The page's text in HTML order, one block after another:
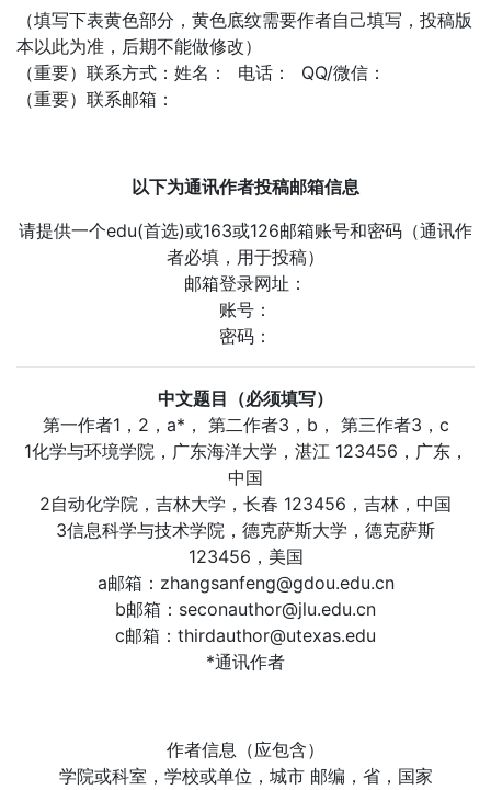
（填写下表黄色部分，黄色底纹需要作者自己填写，投稿版
本以此为准，后期不能做修改）
（重要）联系方式：姓名： 电话： QQ/微信：
（重要）联系邮箱：
以下为通讯作者投稿邮箱信息
请提供一个edu(首选)或163或126邮箱账号和密码（通讯作
者必填，用于投稿）
邮箱登录网址：
账号：
密码：
中文题目（必须填写）
第一作者1，2，a*， 第二作者3，b， 第三作者3，c
1化学与环境学院，广东海洋大学，湛江 123456，广东，
中国
2自动化学院，吉林大学，长春 123456，吉林，中国
3信息科学与技术学院，德克萨斯大学，德克萨斯
123456，美国
a邮箱： zhangsanfeng@gdou.edu.cn
b邮箱： seconauthor@jlu.edu.cn
c邮箱： thirdauthor@utexas.edu
*通讯作者
作者信息（应包含）
学院或科室，学校或单位，城市 邮编，省，国家